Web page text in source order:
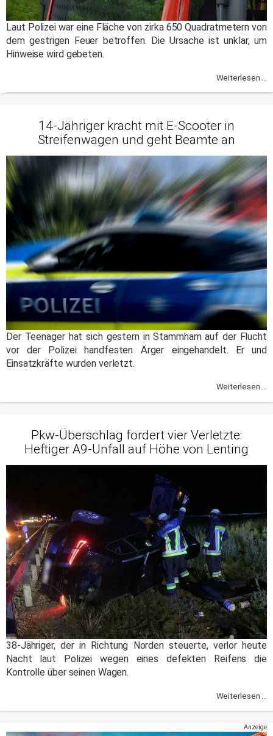
Laut Polizei war eine Fläche von zirka 650 Quadratmetern von
dem gestrigen Feuer betroffen. Die Ursache ist unklar, um
Hinweise wird gebeten.
Weiterlesen ...
14-Jähriger kracht mit E-Scooter in
Streifenwagen und geht Beamte an
Der Teenager hat sich gestern in Stammham auf der Flucht
vor der Polizei handfesten Ärger eingehandelt. Er und
Einsatzkräfte wurden verletzt.
Weiterlesen ...
Pkw-Überschlag fordert vier Verletzte:
Heftiger A9-Unfall auf Höhe von Lenting
38-Jähriger, der in Richtung Norden steuerte, verlor heute
Nacht laut Polizei wegen eines defekten Reifens die
Kontrolle über seinen Wagen.
Weiterlesen ...
Anzeige